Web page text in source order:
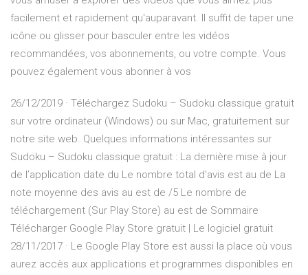
facilement et rapidement qu'auparavant. Il suffit de taper une
icône ou glisser pour basculer entre les vidéos
recommandées, vos abonnements, ou votre compte. Vous
pouvez également vous abonner à vos
26/12/2019 · Téléchargez Sudoku – Sudoku classique gratuit
sur votre ordinateur (Windows) ou sur Mac, gratuitement sur
notre site web. Quelques informations intéressantes sur
Sudoku – Sudoku classique gratuit : La dernière mise à jour
de l’application date du Le nombre total d’avis est au de La
note moyenne des avis au est de /5 Le nombre de
téléchargement (Sur Play Store) au est de Sommaire
Télécharger Google Play Store gratuit | Le logiciel gratuit
28/11/2017 · Le Google Play Store est aussi la place où vous
aurez accès aux applications et programmes disponibles en